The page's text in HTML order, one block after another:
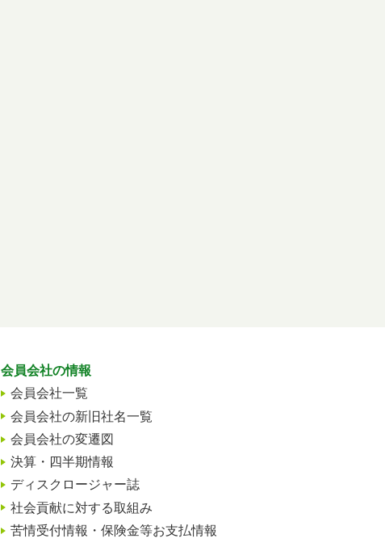
会員会社の情報
会員会社一覧
会員会社の新旧社名一覧
会員会社の変遷図
決算・四半期情報
ディスクロージャー誌
社会貢献に対する取組み
苦情受付情報・保険金等お支払情報